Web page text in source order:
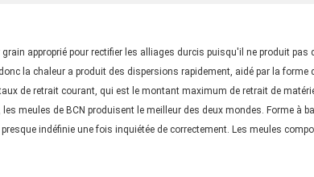
approprié pour rectifier les alliages durcis puisqu'il ne produit
la chaleur a produit des dispersions rapidement, aidé par la
de retrait courant, qui est le montant maximum de retrait de
meules de BCN produisent le meilleur des deux mondes. Forme à
indéfinie une fois inquiétée de correctement. Les meules